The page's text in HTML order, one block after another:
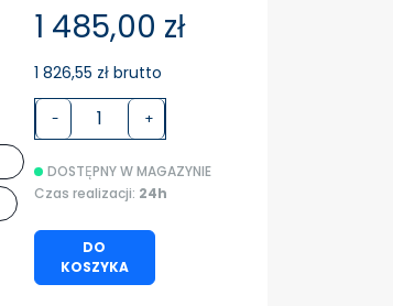
1 485,00 zł
1 826,55 zł brutto
- +
DOSTĘPNY W MAGAZYNIE
Czas realizacji: 24h
DO
KOSZYKA